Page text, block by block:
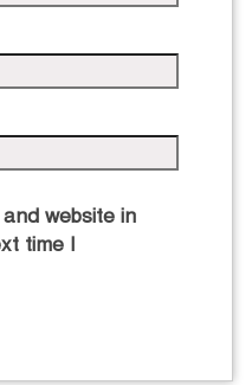
website in
time I